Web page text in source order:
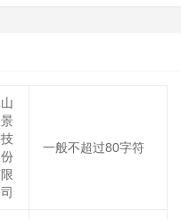
一般不超过80字符